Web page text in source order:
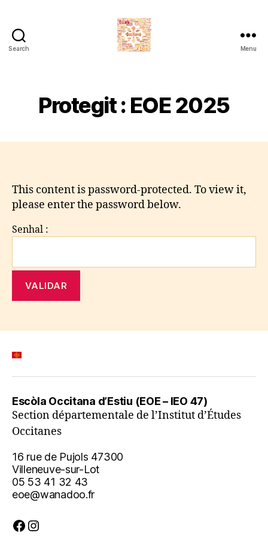
Search Menu
Protegit : EOE 2025
This content is password-protected. To view it,
please enter the password below.
Senhal :
Escòla Occitana d’Estiu (EOE – IEO 47)
Section départementale de l’Institut d’Études
Occitanes
16 rue de Pujols 47300
Villeneuve-sur-Lot
05 53 41 32 43
eoe@wanadoo.fr
Facebook
Instagram